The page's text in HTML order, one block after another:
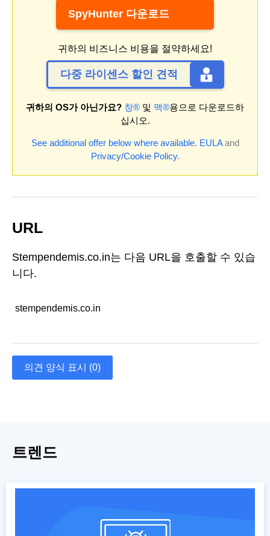
SpyHunter 다운로드
귀하의 비즈니스 비용을 절약하세요!
다중 라이센스 할인 견적
귀하의 OS가 아닌가요? 창® 및 맥®용으로 다운로드하
십시오.
See additional offer below where available. EULAand
Privacy/Cookie Policy.
URL
Stempendemis.co.in는 다음 URL을 호출할 수 있습
니다.
stempendemis.co.in
의견 양식 표시 (0)
트렌드